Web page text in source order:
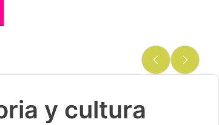
y cultura